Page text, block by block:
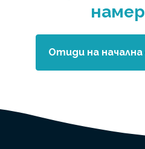
Отиди на